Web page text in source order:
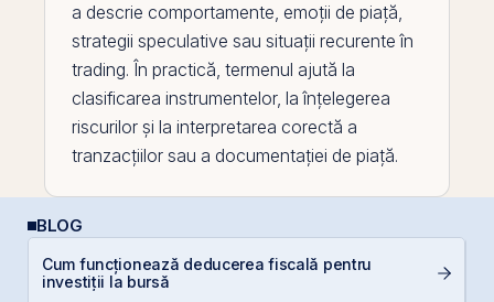
a descrie comportamente, emoții de piață,
strategii speculative sau situații recurente în
trading. În practică, termenul ajută la
clasificarea instrumentelor, la înțelegerea
riscurilor și la interpretarea corectă a
tranzacțiilor sau a documentației de piață.
BLOG
Cum funcționează deducerea fiscală pentru
investiții la bursă